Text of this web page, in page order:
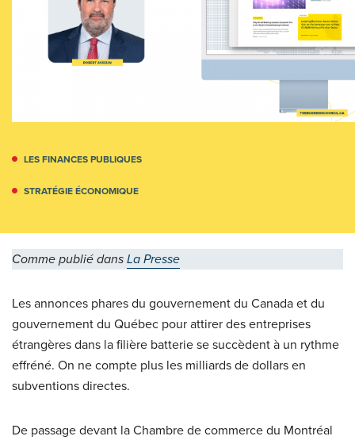
LES FINANCES PUBLIQUES
STRATÉGIE ÉCONOMIQUE
Comme publié dansLa Presse
Les annonces phares du gouvernement du Canada et du
gouvernement du Québec pour attirer des entreprises
étrangères dans la filière batterie se succèdent à un rythme
effréné. On ne compte plus les milliards de dollars en
subventions directes.
De passage devant la Chambre de commerce du Montréal